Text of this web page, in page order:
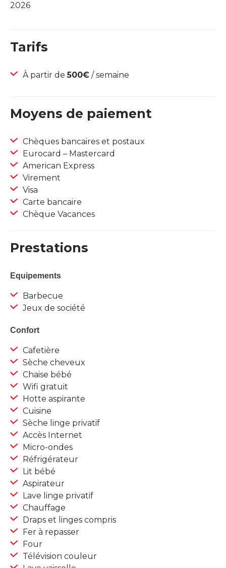
2026
Tarifs
À partir de500€ / semaine
Moyens de paiement
Chèques bancaires et postaux
Eurocard – Mastercard
American Express
Virement
Visa
Carte bancaire
Chèque Vacances
Prestations
Equipements
Barbecue
Jeux de société
Confort
Cafetière
Sèche cheveux
Chaise bébé
Wifi gratuit
Hotte aspirante
Cuisine
Sèche linge privatif
Accès Internet
Micro-ondes
Réfrigérateur
Lit bébé
Aspirateur
Lave linge privatif
Chauffage
Draps et linges compris
Fer à repasser
Four
Télévision couleur